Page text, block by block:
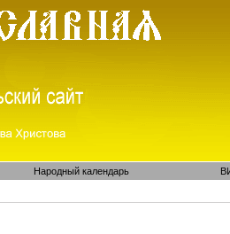
Народный календарь